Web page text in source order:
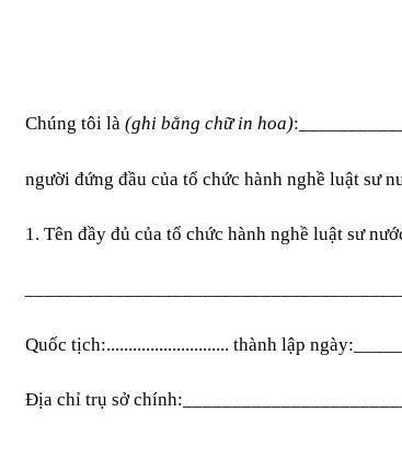
Chúng tôi là (ghi bằng chữ in hoa)
người đứng đầu của tổ chức hành nghề luật sư
1. Tên đầy đủ của tổ chức hành nghề luật sư
Quốc tịch:............................ thành lập
Địa chỉ trụ sở